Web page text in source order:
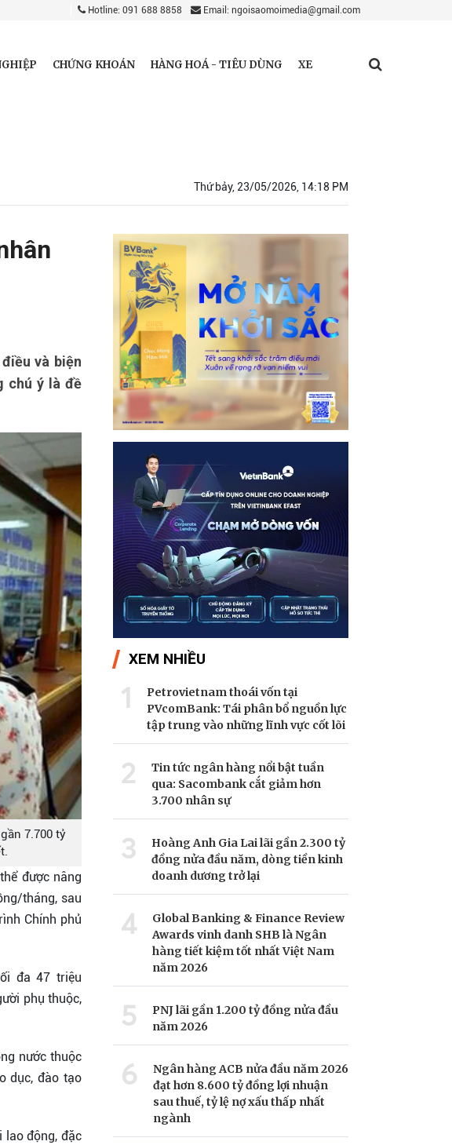
Hotline: 091 688 8858 Email: ngoisaomoimedia@gmail.com
CHỨNG KHOÁN HÀNG HOÁ - TIÊU DÙNG XE
Thứ bảy, 23/05/2026, 14:18 PM
và biện
chú ý là đề
7.700 tỷ
được nâng
tháng, sau
Chính phủ
đa 47 triệu
phụ thuộc,
nước thuộc
dục, đào tạo
lao động, đặc
XEM NHIỀU
1
Petrovietnam thoái vốn tại
PVcomBank: Tái phân bổ nguồn lực
tập trung vào những lĩnh vực cốt lõi
2
Tin tức ngân hàng nổi bật tuần
qua: Sacombank cắt giảm hơn
3.700 nhân sự
3
Hoàng Anh Gia Lai lãi gần 2.300 tỷ
đồng nửa đầu năm, dòng tiền kinh
doanh dương trở lại
4
Global Banking & Finance Review
Awards vinh danh SHB là Ngân
hàng tiết kiệm tốt nhất Việt Nam
năm 2026
5
PNJ lãi gần 1.200 tỷ đồng nửa đầu
năm 2026
6
Ngân hàng ACB nửa đầu năm 2026
đạt hơn 8.600 tỷ đồng lợi nhuận
sau thuế, tỷ lệ nợ xấu thấp nhất
ngành